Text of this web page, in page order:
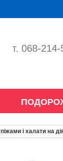
т. 068-
і халати на